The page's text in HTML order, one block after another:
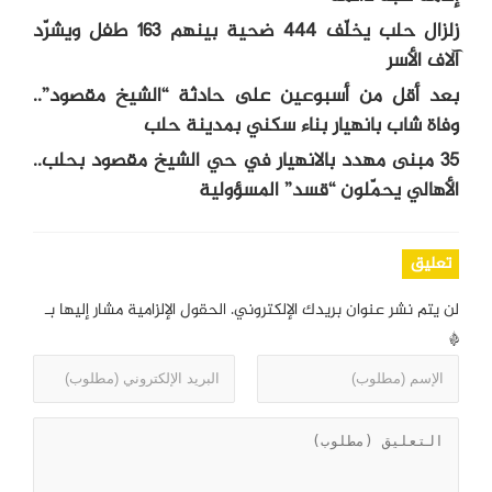
زلزال حلب يخلّف 444 ضحية بينهم 163 طفل ويشرّد
آلاف الأسر
بعد أقل من أسبوعين على حادثة “الشيخ مقصود”..
وفاة شاب بانهيار بناء سكني بمدينة حلب
35 مبنى مهدد بالانهيار في حي الشيخ مقصود بحلب..
الأهالي يحمّلون “قسد” المسؤولية
تعليق
لن يتم نشر عنوان بريدك الإلكتروني. الحقول الإلزامية مشار إليها بـ
*